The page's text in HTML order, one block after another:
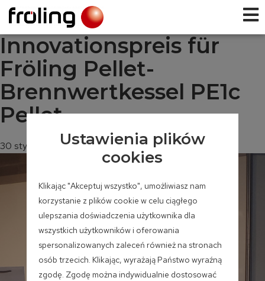
Innovationspreis für
Fröling Pellet-
Brennwertkessel PE1c
Pellet
30 stycznia, 2020Ustawienia plików
cookies
Klikając "Akceptuj wszystko", umożliwiasz nam
korzystanie z plików cookie w celu ciągłego
ulepszania doświadczenia użytkownika dla
wszystkich użytkowników i oferowania
spersonalizowanych zaleceń również na stronach
osób trzecich. Klikając, wyrażają Państwo wyraźną
zgodę. Zgodę można indywidualnie dostosować